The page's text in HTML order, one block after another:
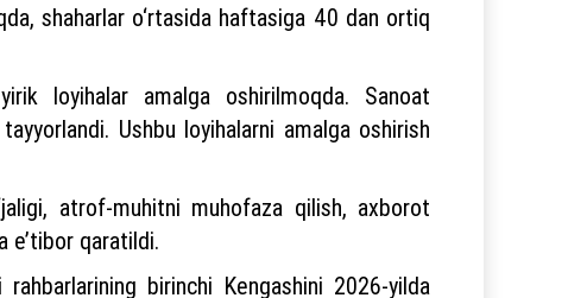
shaharlar o‘rtasida haftasiga 40 dan ortiq
loyihalar amalga oshirilmoqda. Sanoat
Ushbu loyihalarni amalga oshirish
atrof-muhitni muhofaza qilish, axborot
e’tibor qaratildi.
birinchi Kengashini 2026-yilda